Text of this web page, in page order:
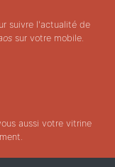
suivre l'actualité de
sur votre mobile.
aussi votre vitrine